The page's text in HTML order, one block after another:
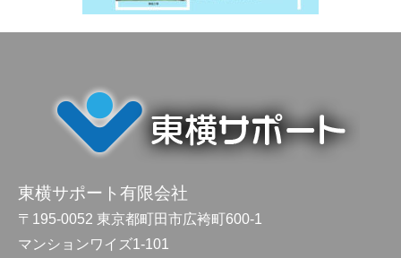
東横サポート有限会社
〒195-0052 東京都町田市広袴町600-1
マンションワイズ1-101